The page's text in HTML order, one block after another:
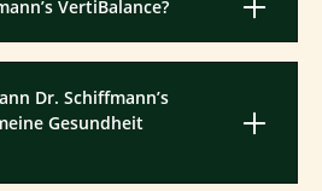
VertiBalance?
Dr. Schiffmann’s
Gesundheit